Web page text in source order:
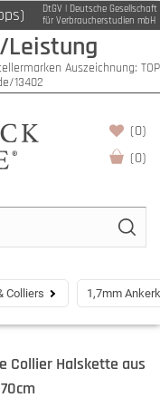
DtGV | Deutsche Gesellschaft
für Verbraucherstudien mbH
Leistung
Auszeichnung: TOP
13402
(0)
(0)
Colliers 1,7mm
Collier Halskette aus